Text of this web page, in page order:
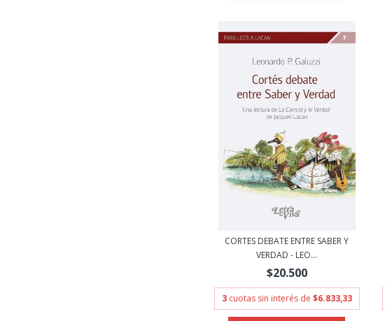
CORTES DEBATE ENTRE SABER Y
VERDAD - LEO...
$20.500
3 cuotas sin interés de $6.833,33